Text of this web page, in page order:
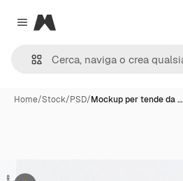
Close menu
Magnific
Home/Stock/PSD/Mockup per tende da …